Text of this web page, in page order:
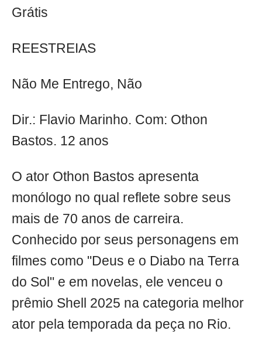
Grátis
REESTREIAS
Não Me Entrego, Não
Dir.: Flavio Marinho. Com: Othon
Bastos. 12 anos
O ator Othon Bastos apresenta
monólogo no qual reflete sobre seus
mais de 70 anos de carreira.
Conhecido por seus personagens em
filmes como "Deus e o Diabo na Terra
do Sol" e em novelas, ele venceu o
prêmio Shell 2025 na categoria melhor
ator pela temporada da peça no Rio.